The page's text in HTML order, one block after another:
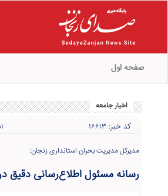
صفحه اول
اخبار جامعه
کد خبر: ۱۶۶۱۳
مدیرکل مدیریت بحران استانداری زنجان:
رسانه مسئول اطلاع‌رسانی دقیق